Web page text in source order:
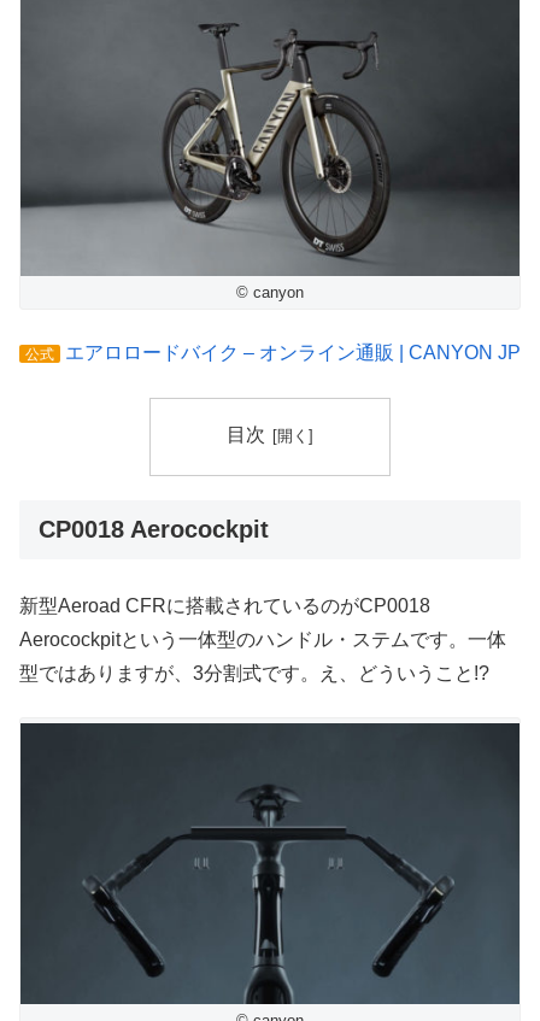
© canyon
公式 エアロロードバイク – オンライン通販 | CANYON JP
目次
CP0018 Aerocockpit
新型Aeroad CFRに搭載されているのがCP0018
Aerocockpitという一体型のハンドル・ステムです。一体
型ではありますが、3分割式です。え、どういうこと!?